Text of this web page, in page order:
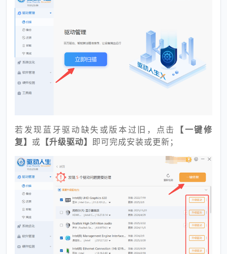
若发现蓝牙驱动缺失或版本过旧，点击
【一键修
复】 或 【升级驱动】 即可完成安装或更新；